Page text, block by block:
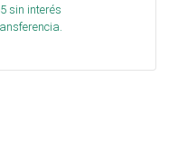
sin interés